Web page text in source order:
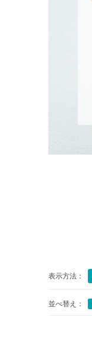
表示方法：
並べ替え：